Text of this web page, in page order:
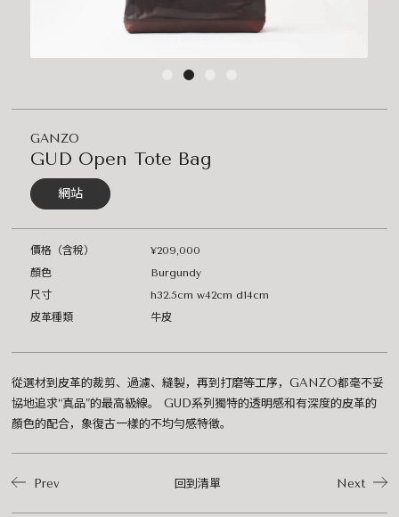
GANZO
GUD Open Tote Bag
網站
價格（含稅）
¥209,000
顏色
Burgundy
尺寸
h32.5cm w42cm d14cm
皮革種類
牛皮
從選材到皮革的裁剪、過濾、縫製，再到打磨等工序，GANZO都毫不妥
協地追求“真品”的最高級線。 GUD系列獨特的透明感和有深度的皮革的
顏色的配合，象復古一樣的不均勻感特徵。
Prev 回到清單 Next